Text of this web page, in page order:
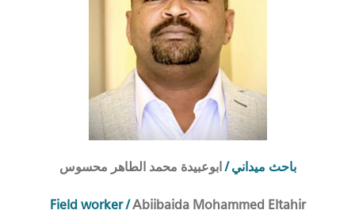
باحث ميداني/ابوعبيدة محمد الطاهر محسوس
Field worker /Abiibaida Mohammed Eltahir